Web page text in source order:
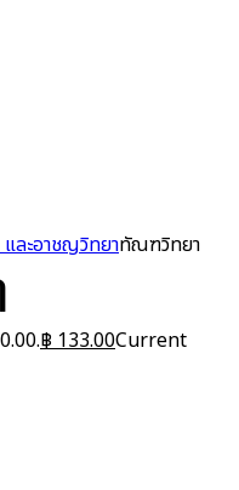
ละอาชญวิทยาทัณฑวิทยา
฿ 133.00Current